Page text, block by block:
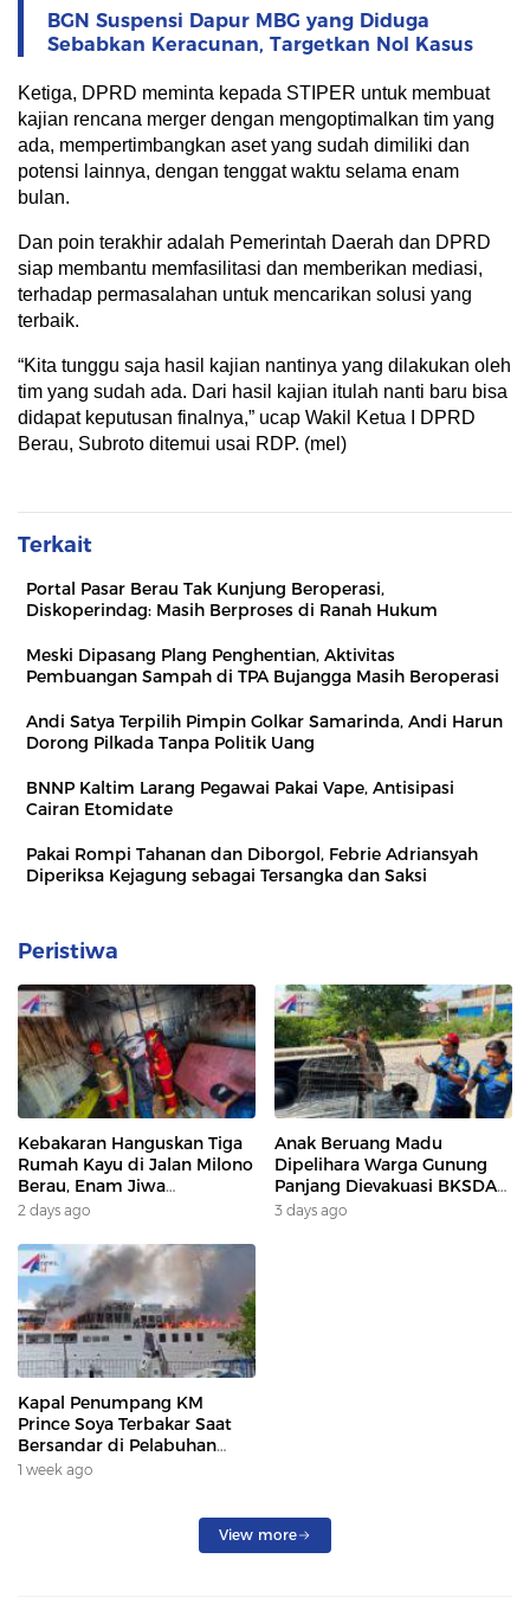
BGN Suspensi Dapur MBG yang Diduga
Sebabkan Keracunan, Targetkan Nol Kasus
Ketiga, DPRD meminta kepada STIPER untuk membuat
kajian rencana merger dengan mengoptimalkan tim yang
ada, mempertimbangkan aset yang sudah dimiliki dan
potensi lainnya, dengan tenggat waktu selama enam
bulan.
Dan poin terakhir adalah Pemerintah Daerah dan DPRD
siap membantu memfasilitasi dan memberikan mediasi,
terhadap permasalahan untuk mencarikan solusi yang
terbaik.
“Kita tunggu saja hasil kajian nantinya yang dilakukan oleh
tim yang sudah ada. Dari hasil kajian itulah nanti baru bisa
didapat keputusan finalnya,” ucap Wakil Ketua I DPRD
Berau, Subroto ditemui usai RDP. (mel)
Terkait
Portal Pasar Berau Tak Kunjung Beroperasi,
Diskoperindag: Masih Berproses di Ranah Hukum
Meski Dipasang Plang Penghentian, Aktivitas
Pembuangan Sampah di TPA Bujangga Masih Beroperasi
Andi Satya Terpilih Pimpin Golkar Samarinda, Andi Harun
Dorong Pilkada Tanpa Politik Uang
BNNP Kaltim Larang Pegawai Pakai Vape, Antisipasi
Cairan Etomidate
Pakai Rompi Tahanan dan Diborgol, Febrie Adriansyah
Diperiksa Kejagung sebagai Tersangka dan Saksi
Peristiwa
Kebakaran Hanguskan Tiga
Rumah Kayu di Jalan Milono
Berau, Enam Jiwa
Terdampak
2 days ago
Anak Beruang Madu
Dipelihara Warga Gunung
Panjang Dievakuasi BKSDA
Dan DAMKAR
3 days ago
Kapal Penumpang KM
Prince Soya Terbakar Saat
Bersandar di Pelabuhan
Samarinda, Keberangkatan
1 week ago
View more